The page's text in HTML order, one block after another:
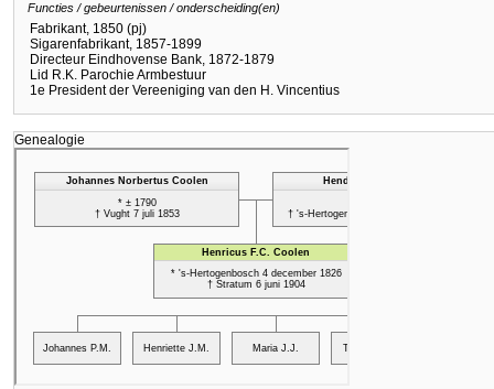
Functies / gebeurtenissen / onderscheiding(en)
Fabrikant, 1850 (pj)
Sigarenfabrikant, 1857-1899
Directeur Eindhovense Bank, 1872-1879
Lid R.K. Parochie Armbestuur
1e President der Vereeniging van den H. Vincentius
Genealogie